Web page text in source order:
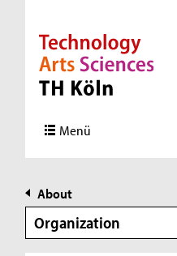
Direkt zur Hauptnavigation
Direkt zur Subnavigation
Direkt zum Inhalt
Direkt zum Fußbereich
Menü
About
Organization